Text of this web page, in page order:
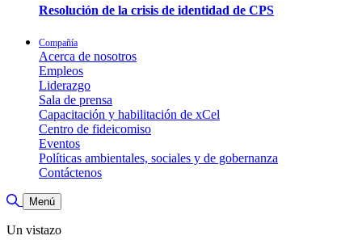
Resolución de la crisis de identidad de CPS
Compañía
Acerca de nosotros
Empleos
Liderazgo
Sala de prensa
Capacitación y habilitación de xCel
Centro de fideicomiso
Eventos
Políticas ambientales, sociales y de gobernanza
Contáctenos
Alternar búsqueda
Menú
Un vistazo